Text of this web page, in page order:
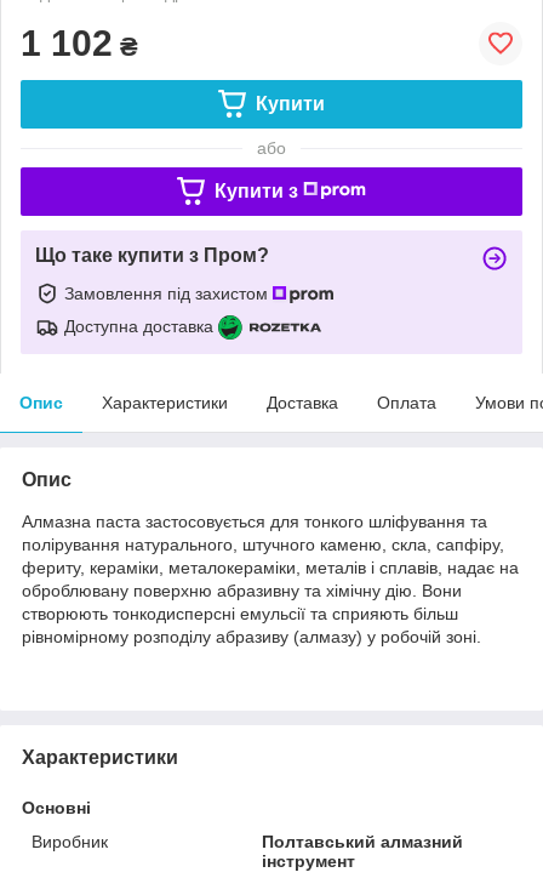
1 102 ₴
Купити
або
Купити з
Що таке купити з Пром?
Замовлення під захистом
Доступна доставка
Опис Характеристики Доставка Оплата Умови
Опис
Алмазна паста застосовується для тонкого шліфування та
полірування натурального, штучного каменю, скла, сапфіру,
фериту, кераміки, металокераміки, металів і сплавів, надає на
оброблювану поверхню абразивну та хімічну дію. Вони
створюють тонкодисперсні емульсії та сприяють більш
рівномірному розподілу абразиву (алмазу) у робочій зоні.
Характеристики
Основні
Виробник
Полтавський алмазний
інструмент